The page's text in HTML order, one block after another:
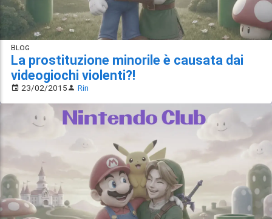
Blog
La prostituzione minorile è causata dai
videogiochi violenti?!
23/02/2015 Rin